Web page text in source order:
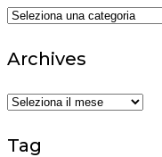
Categories
Archives
Archives
Tag